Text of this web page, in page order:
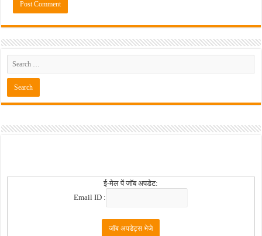
ई-मेल पें जॉब अपडेट:
Email ID :